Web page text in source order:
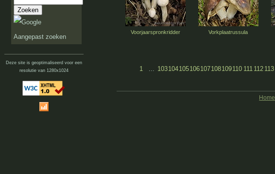
Aangepast zoeken
Deze site is geoptimaliseerd voor een
resolutie van 1280x1024
Voorjaarspronkridder Vorkplaatrussula
1 ... 103104105106107108109110 111 112 113
Home